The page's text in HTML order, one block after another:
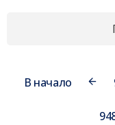
В начало